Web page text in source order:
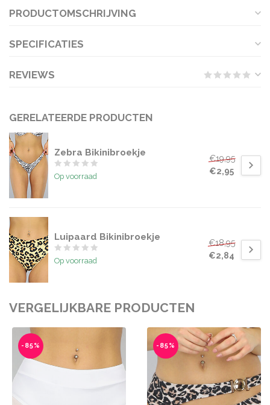
PRODUCTOMSCHRIJVING
SPECIFICATIES
REVIEWS
GERELATEERDE PRODUCTEN
Zebra Bikinibroekje
Op voorraad
€19,95
€2,95
Luipaard Bikinibroekje
Op voorraad
€18,95
€2,84
VERGELIJKBARE PRODUCTEN
-85% -85%